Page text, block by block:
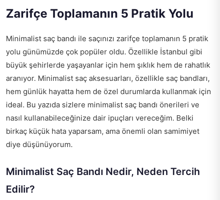
Zarifçe Toplamanın 5 Pratik Yolu
Minimalist saç bandı ile saçınızı zarifçe toplamanın 5 pratik
yolu günümüzde çok popüler oldu. Özellikle İstanbul gibi
büyük şehirlerde yaşayanlar için hem şıklık hem de rahatlık
aranıyor. Minimalist saç aksesuarları, özellikle saç bandları,
hem günlük hayatta hem de özel durumlarda kullanmak için
ideal. Bu yazıda sizlere minimalist saç bandı önerileri ve
nasıl kullanabileceğinize dair ipuçları vereceğim. Belki
birkaç küçük hata yaparsam, ama önemli olan samimiyet
diye düşünüyorum.
Minimalist Saç Bandı Nedir, Neden Tercih
Edilir?